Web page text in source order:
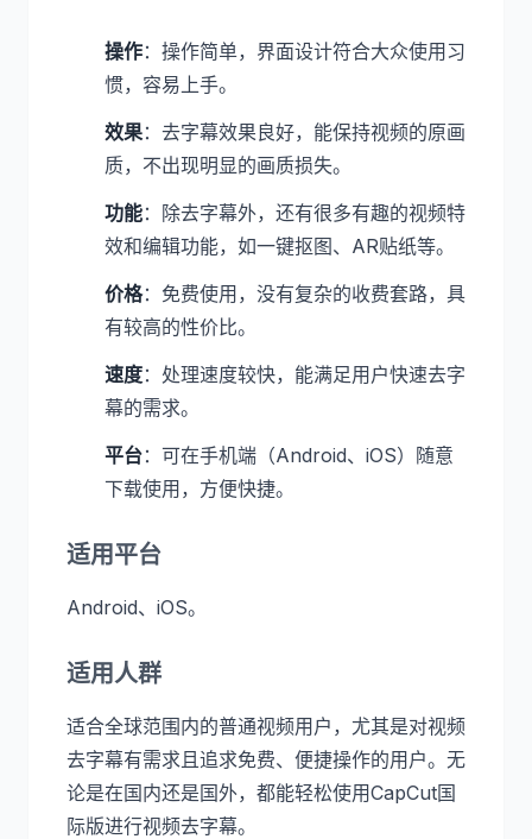
操作：操作简单，界面设计符合大众使用习
惯，容易上手。
效果：去字幕效果良好，能保持视频的原画
质，不出现明显的画质损失。
功能：除去字幕外，还有很多有趣的视频特
效和编辑功能，如一键抠图、AR贴纸等。
价格：免费使用，没有复杂的收费套路，具
有较高的性价比。
速度：处理速度较快，能满足用户快速去字
幕的需求。
平台：可在手机端（Android、iOS）随意
下载使用，方便快捷。
适用平台
Android、iOS。
适用人群
适合全球范围内的普通视频用户，尤其是对视频
去字幕有需求且追求免费、便捷操作的用户。无
论是在国内还是国外，都能轻松使用CapCut国
际版进行视频去字幕。